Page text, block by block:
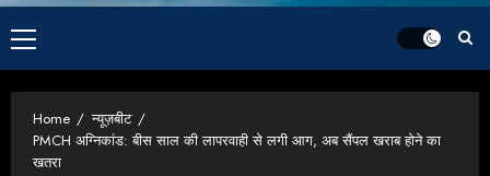
Primary
Menu
Home
न्यूज़बीट
PMCH अग्निकांड: बीस साल की लापरवाही से लगी आग, अब सैंपल खराब होने का
खतरा